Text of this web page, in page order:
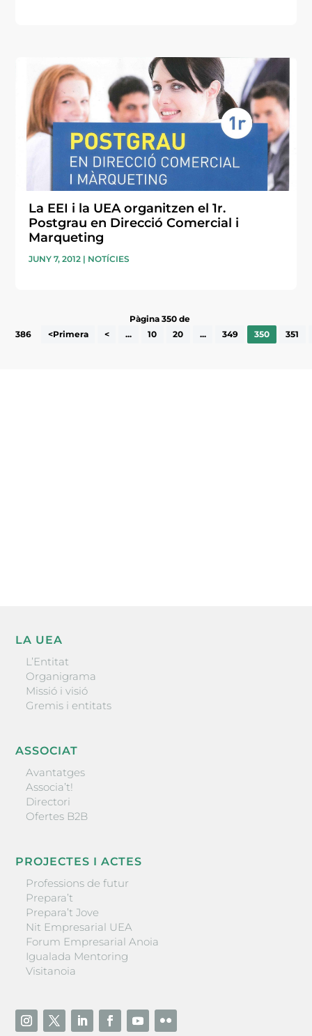
La EEI i la UEA organitzen el 1r.
Postgrau en Direcció Comercial i
Marqueting
JUNY 7, 2012 | NOTÍCIES
Pàgina 350 de
386
<Primera < ... 10 20 ... 349 350 351
LA UEA
L’Entitat
Organigrama
Missió i visió
Gremis i entitats
ASSOCIAT
Avantatges
Associa’t!
Directori
Ofertes B2B
PROJECTES I ACTES
Professions de futur
Prepara’t
Prepara’t Jove
Nit Empresarial UEA
Forum Empresarial Anoia
Igualada Mentoring
Visitanoia